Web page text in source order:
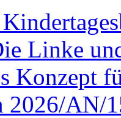
Linke
Konzept
2026/AN/